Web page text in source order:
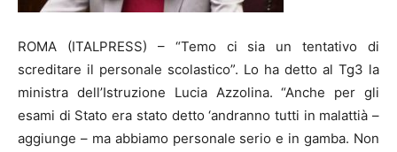
ROMA (ITALPRESS) – “Temo ci sia un tentativo di
screditare il personale scolastico”. Lo ha detto al Tg3 la
ministra dell’Istruzione Lucia Azzolina. “Anche per gli
esami di Stato era stato detto ‘andranno tutti in malattià –
aggiunge – ma abbiamo personale serio e in gamba. Non